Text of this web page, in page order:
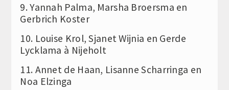
9. Yannah Palma, Marsha Broersma en
Gerbrich Koster
10. Louise Krol, Sjanet Wijnia en Gerde
Lycklama à Nijeholt
11. Annet de Haan, Lisanne Scharringa en
Noa Elzinga